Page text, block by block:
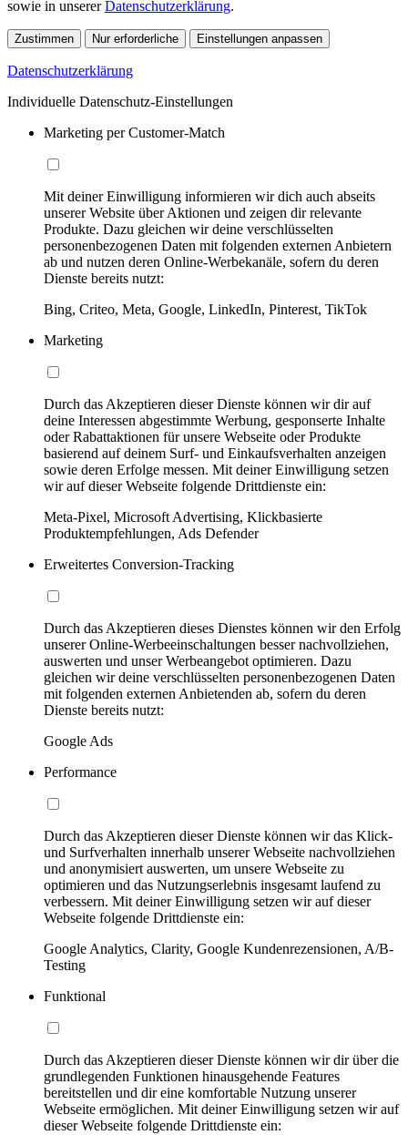
sowie in unsererDatenschutzerklärung.
Zustimmen Nur erforderliche Einstellungen anpassen
Datenschutzerklärung
Individuelle Datenschutz-Einstellungen
Marketing per Customer-Match
Mit deiner Einwilligung informieren wir dich auch abseits
unserer Website über Aktionen und zeigen dir relevante
Produkte. Dazu gleichen wir deine verschlüsselten
personenbezogenen Daten mit folgenden externen Anbietern
ab und nutzen deren Online-Werbekanäle, sofern du deren
Dienste bereits nutzt:
Bing, Criteo, Meta, Google, LinkedIn, Pinterest, TikTok
Marketing
Durch das Akzeptieren dieser Dienste können wir dir auf
deine Interessen abgestimmte Werbung, gesponserte Inhalte
oder Rabattaktionen für unsere Webseite oder Produkte
basierend auf deinem Surf- und Einkaufsverhalten anzeigen
sowie deren Erfolge messen. Mit deiner Einwilligung setzen
wir auf dieser Webseite folgende Drittdienste ein:
Meta-Pixel, Microsoft Advertising, Klickbasierte
Produktempfehlungen, Ads Defender
Erweitertes Conversion-Tracking
Durch das Akzeptieren dieses Dienstes können wir den Erfolg
unserer Online-Werbeeinschaltungen besser nachvollziehen,
auswerten und unser Werbeangebot optimieren. Dazu
gleichen wir deine verschlüsselten personenbezogenen Daten
mit folgenden externen Anbietenden ab, sofern du deren
Dienste bereits nutzt:
Google Ads
Performance
Durch das Akzeptieren dieser Dienste können wir das Klick-
und Surfverhalten innerhalb unserer Webseite nachvollziehen
und anonymisiert auswerten, um unsere Webseite zu
optimieren und das Nutzungserlebnis insgesamt laufend zu
verbessern. Mit deiner Einwilligung setzen wir auf dieser
Webseite folgende Drittdienste ein:
Google Analytics, Clarity, Google Kundenrezensionen, A/B-
Testing
Funktional
Durch das Akzeptieren dieser Dienste können wir dir über die
grundlegenden Funktionen hinausgehende Features
bereitstellen und dir eine komfortable Nutzung unserer
Webseite ermöglichen. Mit deiner Einwilligung setzen wir auf
dieser Webseite folgende Drittdienste ein: